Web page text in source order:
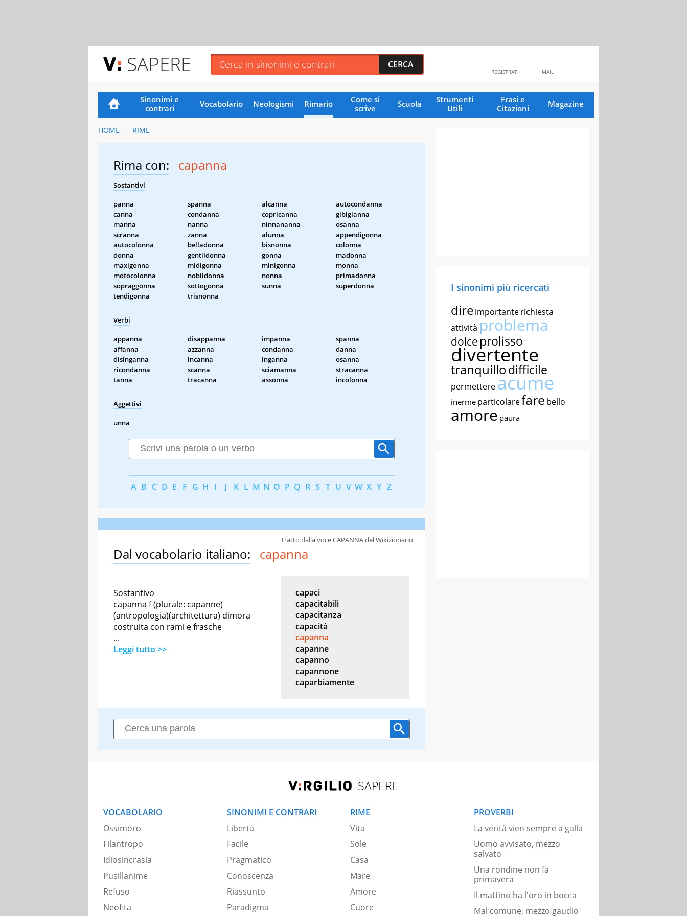
SAPERE MAIL
REGISTRATI
Sinonimi e
contrari
Vocabolario Neologismi Rimario
Come si
scrive
Scuola
Strumenti
Utili
Frasi e
Citazioni
Magazine
HOME RIME
Rima con: capanna
Sostantivi
panna spanna alcanna
autocondanna
canna
condanna copricanna
gibigianna
manna
nanna ninnananna
osanna
scranna
zanna alunna
appendigonna
autocolonna
belladonna bisnonna
colonna
donna
gentildonna gonna
madonna
maxigonna
midigonna minigonna
monna
motocolonna
nobildonna nonna
primadonna
sopraggonna
sottogonna sunna
superdonna
tendigonna
trisnonna
Verbi
appanna disappanna impanna
spanna
affanna
azzanna condanna
danna
disinganna
incanna inganna
osanna
ricondanna
scanna sciamanna
stracanna
tanna
tracanna assonna incolonna
Aggettivi
unna
A B C D E F G H I J K L M N O P Q R S T U V W X Y Z
Dal vocabolario italiano: capanna
tratto dalla voce CAPANNA del Wikizionario
Sostantivo
capanna f (plurale: capanne)
(antropologia)(architettura) dimora
costruita con rami e frasche
...
Leggi tutto >>
capaci
capacitabili
capacitanza
capacità
capanna
capanne
capanno
capannone
caparbiamente
I sinonimi più ricercati
direimportanterichiesta
attività problema
dolce prolisso
divertente
tranquillodifficile
permettereacume
inerme particolarefare bello
amore paura
SAPERE
VOCABOLARIO
Ossimoro
Filantropo
Idiosincrasia
Pusillanime
Refuso
Neofita
SINONIMI E CONTRARI
Libertà
Facile
Pragmatico
Conoscenza
Riassunto
Paradigma
RIME
Vita
Sole
Casa
Mare
Amore
Cuore
PROVERBI
La verità vien sempre a galla
Uomo avvisato, mezzo
salvato
Una rondine non fa
primavera
Il mattino ha l'oro in bocca
Mal comune, mezzo gaudio